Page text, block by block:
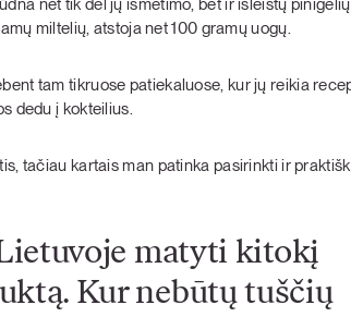
net tik dėl jų išmetimo, bet ir išleistų
miltelių, atstoja net 100 gramų uogų.
tam tikruose patiekaluose, kur jų reikia
dedu į kokteilius.
tačiau kartais man patinka pasirinkti ir
matyti kitokį
Kur nebūtų tuščių